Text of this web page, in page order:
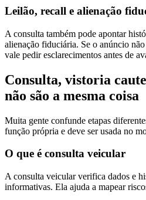
Leilão, recall e alienação
A consulta também pode apontar
alienação fiduciária. Se o anúncio
vale pedir esclarecimentos antes de
Consulta, vistoria
não são a mesma coisa
Muita gente confunde etapas
função própria e deve ser usada no
O que é consulta veicular
A consulta veicular verifica dados e
informativas. Ela ajuda a mapear